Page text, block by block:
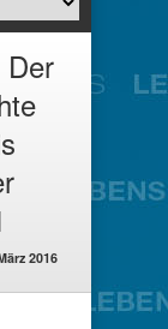
Der
2016